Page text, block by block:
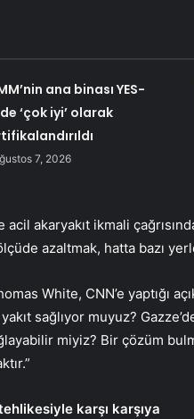
ana binası YES-
‘çok iyi’ olarak
7, 2026
acil akaryakıt ikmali
azaltmak, hatta bazı
White, CNN’e yaptığı
sağlıyor muyuz?
miyiz? Bir çözüm
karşı karşıya